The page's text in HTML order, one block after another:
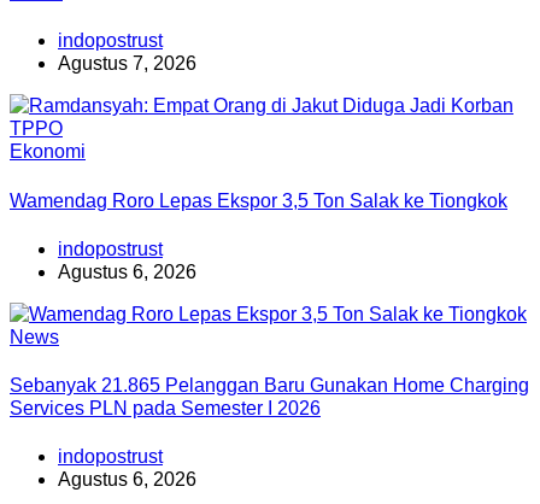
indopostrust
Agustus 7, 2026
Ekonomi
Wamendag Roro Lepas Ekspor 3,5 Ton Salak ke Tiongkok
indopostrust
Agustus 6, 2026
News
Sebanyak 21.865 Pelanggan Baru Gunakan Home Charging
Services PLN pada Semester I 2026
indopostrust
Agustus 6, 2026